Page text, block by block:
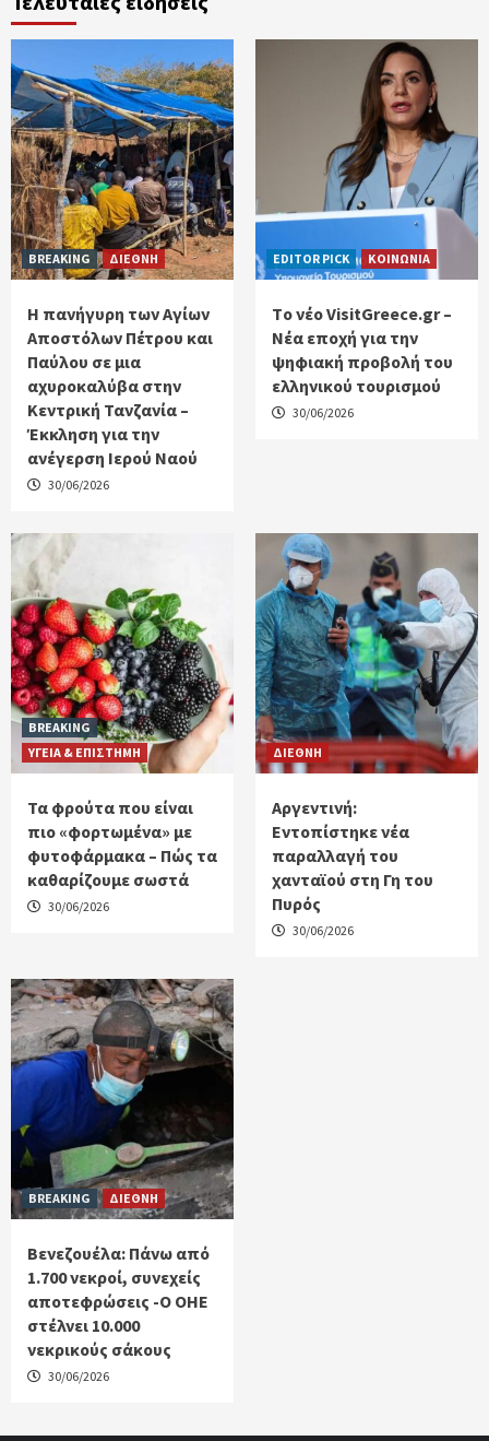
BREAKING ΔΙΕΘΝΗ
Η πανήγυρη των Αγίων
Αποστόλων Πέτρου και
Παύλου σε μια
αχυροκαλύβα στην
Κεντρική Τανζανία –
Έκκληση για την
ανέγερση Ιερού Ναού
30/06/2026
EDITOR PICK ΚΟΙΝΩΝΙΑ
Tο νέο VisitGreece.gr –
Νέα εποχή για την
ψηφιακή προβολή του
ελληνικού τουρισμού
30/06/2026
BREAKING
ΥΓΕΙΑ & ΕΠΙΣΤΗΜΗ
Τα φρούτα που είναι
πιο «φορτωμένα» με
φυτοφάρμακα – Πώς τα
καθαρίζουμε σωστά
30/06/2026
ΔΙΕΘΝΗ
Αργεντινή:
Εντοπίστηκε νέα
παραλλαγή του
χανταϊού στη Γη του
Πυρός
30/06/2026
BREAKING ΔΙΕΘΝΗ
Βενεζουέλα: Πάνω από
1.700 νεκροί, συνεχείς
αποτεφρώσεις -Ο ΟΗΕ
στέλνει 10.000
νεκρικούς σάκους
30/06/2026